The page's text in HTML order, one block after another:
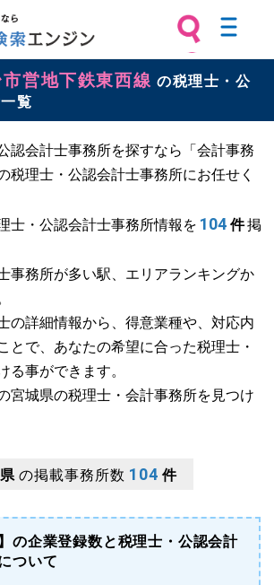
探すなら 会計
営地下鉄東西線 の税理士・公
覧
認会計士事務所を探すなら「会計事務
税理士・公認会計士事務所にお任せく
士・公認会計士事務所情報を 104 件掲
事務所が多い駅、エリアランキングか
の詳細情報から、得意業種や、対応内
とで、あなたの希望に合った税理士・
る事ができます。
宮城県の税理士・会計事務所を見つけ
の掲載事務所数 104 件
】の企業登録数と税理士・公認会計
ついて